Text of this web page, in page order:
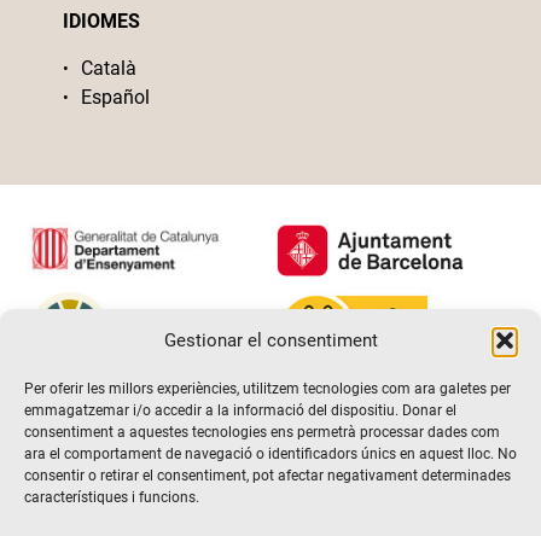
Gestionar el consentiment
Per oferir les millors experiències, utilitzem tecnologies com ara galetes per
emmagatzemar i/o accedir a la informació del dispositiu. Donar el
consentiment a aquestes tecnologies ens permetrà processar dades com
ara el comportament de navegació o identificadors únics en aquest lloc. No
consentir o retirar el consentiment, pot afectar negativament determinades
característiques i funcions.
IDIOMES
Català
Español